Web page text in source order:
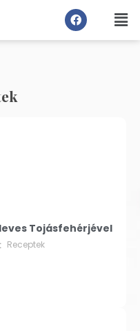
Tojásfehérjével
Receptek